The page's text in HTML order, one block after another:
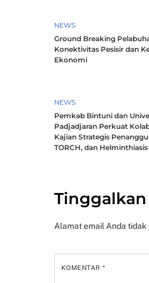
NEWS
Ground Breaking
Konektivitas Pesisir dan
Ekonomi
NEWS
Pemkab Bintuni dan
Padjadjaran Perkuat
Kajian Strategis
TORCH, dan Helminthiasis
Tinggalkan
Alamat email Anda
KOMENTAR*